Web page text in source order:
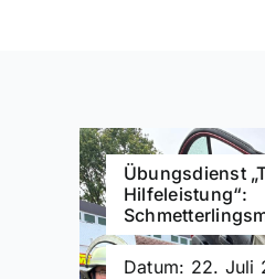
Übungsdienst
Hilfeleistung“:
Datum: 22. Juli